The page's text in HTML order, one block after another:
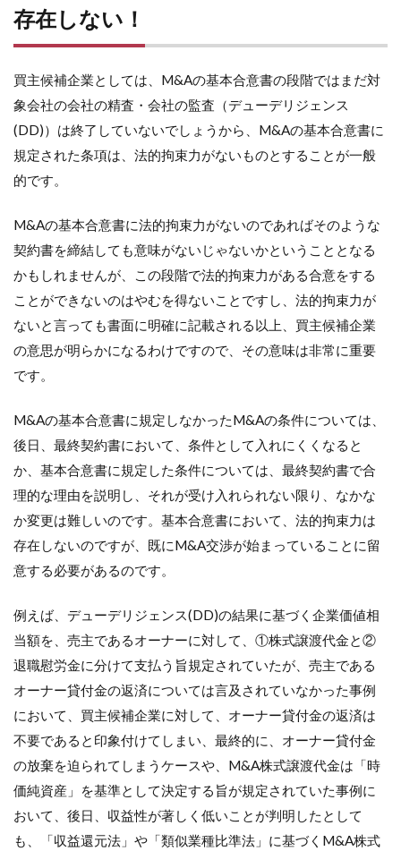
存在しない！
買主候補企業としては、M&Aの基本合意書の段階ではまだ対
象会社の会社の精査・会社の監査（デューデリジェンス
(DD)）は終了していないでしょうから、M&Aの基本合意書に
規定された条項は、法的拘束力がないものとすることが一般
的です。
M&Aの基本合意書に法的拘束力がないのであればそのような
契約書を締結しても意味がないじゃないかということとなる
かもしれませんが、この段階で法的拘束力がある合意をする
ことができないのはやむを得ないことですし、法的拘束力が
ないと言っても書面に明確に記載される以上、買主候補企業
の意思が明らかになるわけですので、その意味は非常に重要
です。
M&Aの基本合意書に規定しなかったM&Aの条件については、
後日、最終契約書において、条件として入れにくくなると
か、基本合意書に規定した条件については、最終契約書で合
理的な理由を説明し、それが受け入れられない限り、なかな
か変更は難しいのです。基本合意書において、法的拘束力は
存在しないのですが、既にM&A交渉が始まっていることに留
意する必要があるのです。
例えば、デューデリジェンス(DD)の結果に基づく企業価値相
当額を、売主であるオーナーに対して、①株式譲渡代金と②
退職慰労金に分けて支払う旨規定されていたが、売主である
オーナー貸付金の返済については言及されていなかった事例
において、買主候補企業に対して、オーナー貸付金の返済は
不要であると印象付けてしまい、最終的に、オーナー貸付金
の放棄を迫られてしまうケースや、M&A株式譲渡代金は「時
価純資産」を基準として決定する旨が規定されていた事例に
おいて、後日、収益性が著しく低いことが判明したとして
も、「収益還元法」や「類似業種比準法」に基づくM&A株式